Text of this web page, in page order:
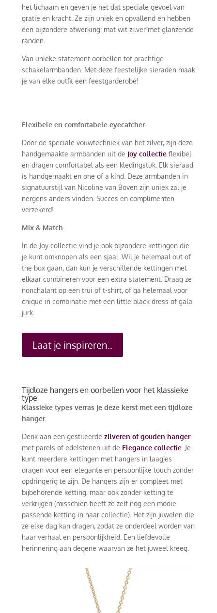
het lichaam en geven je net dat speciale gevoel van
gratie en kracht. Ze zijn uniek en opvallend en hebben
een bijzondere afwerking: mat wit zilver met glanzende
randen.
Van unieke statement oorbellen tot prachtige
schakelarmbanden. Met deze feestelijke sieraden maak
je van elke outfit een feestgarderobe!
Flexibele en comfortabele eyecatcher.
Door de speciale vouwtechniek van het zilver, zijn deze
handgemaakte armbanden uit de Joy collectieflexibel
en dragen comfortabel als een kledingstuk. Elk sieraad
is handgemaakt en one of a kind. Deze armbanden in
signatuurstijl van Nicoline van Boven zijn uniek zal je
nergens anders vinden. Succes en complimenten
verzekerd!
Mix & Match
In de Joy collectie vind je ook bijzondere kettingen die
je kunt omknopen als een sjaal. Wil je helemaal out of
the box gaan, dan kun je verschillende kettingen met
elkaar combineren voor een extra statement. Draag ze
nonchalant op een trui of t-shirt, of ga helemaal voor
chique in combinatie met een little black dress of gala
jurk.
Laat je inspireren..
Tijdloze hangers en oorbellen voor het klassieke
type
Klassieke types verras je deze kerst met een tijdloze
hanger.
Denk aan een gestileerde zilveren of gouden hanger
met parels of edelstenen uit de Elegance collectie. Je
kunt meerdere kettingen met hangers in laagjes
dragen voor een elegante en persoonlijke touch zonder
opdringerig te zijn. De hangers zijn er compleet met
bijbehorende ketting, maar ook zonder ketting te
verkrijgen (misschien heeft ze zelf nog een mooie
passende ketting in haar collectie). Het zijn juwelen die
ze elke dag kan dragen, zodat ze onderdeel worden van
haar verhaal en persoonlijkheid. Een liefdevolle
herinnering aan degene waarvan ze het juweel kreeg.